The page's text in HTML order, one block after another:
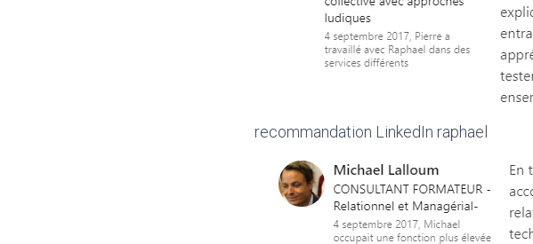
recommandation LinkedIn raphael